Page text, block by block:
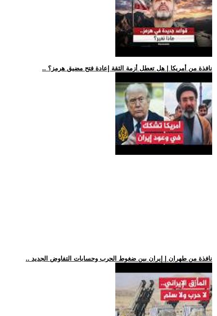
.. نافذة من أمريكا | هل تعطل أزمة الثقة إعادة فتح مضيق هرمز؟
.. نافذة من طهران | إيران بين ضغوط الحرب وحسابات التفاوض الجديد